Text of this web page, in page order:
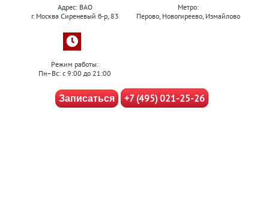
Адрес: ВАО
г. Москва Сиреневый б-р, 83
Метро:
Перово, Новогиреево, Измайлово
Режим работы:
Пн–Вс: с 9:00 до 21:00
Записаться +7 (495) 021-25-26